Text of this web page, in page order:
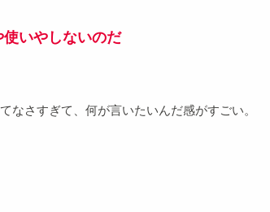
いやしないのだ
なさすぎて、何が言いたいんだ感がすごい。